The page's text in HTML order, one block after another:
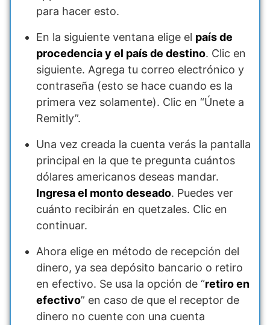
para hacer esto.
En la siguiente ventana elige el país de
procedencia y el país de destino. Clic en
siguiente. Agrega tu correo electrónico y
contraseña (esto se hace cuando es la
primera vez solamente). Clic en “Únete a
Remitly”.
Una vez creada la cuenta verás la pantalla
principal en la que te pregunta cuántos
dólares americanos deseas mandar.
Ingresa el monto deseado. Puedes ver
cuánto recibirán en quetzales. Clic en
continuar.
Ahora elige en método de recepción del
dinero, ya sea depósito bancario o retiro
en efectivo. Se usa la opción de “retiro en
efectivo” en caso de que el receptor de
dinero no cuente con una cuenta